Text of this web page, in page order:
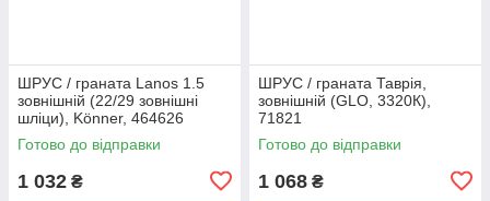
ШРУС / граната Lanos 1.5
зовнішній (22/29 зовнішні
шліци), Könner, 464626
Готово до відправки
1 032 ₴
ШРУС / граната Таврія,
зовнішній (GLO, 3320К),
71821
Готово до відправки
1 068 ₴